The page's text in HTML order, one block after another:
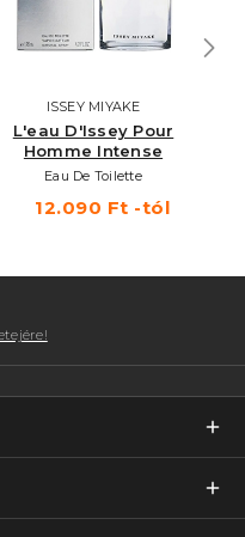
ISSEY MIYAKE
L'eau D'Issey Pour
Homme Intense
Eau De Toilette
12.090 Ft -tól